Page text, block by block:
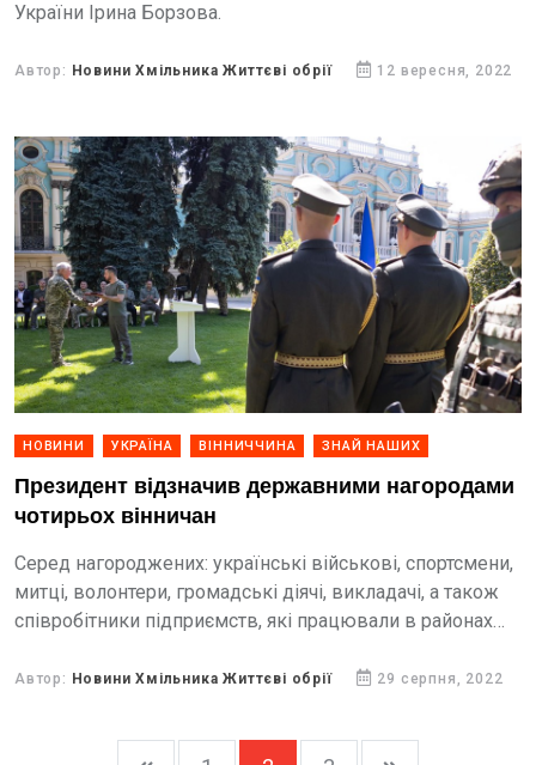
України Ірина Борзова.
Автор: Новини Хмільника Життєві обрії 12 вересня, 2022
НОВИНИ УКРАЇНА ВІННИЧЧИНА ЗНАЙ НАШИХ
Президент відзначив державними нагородами
чотирьох вінничан
Серед нагороджених: українські військові, спортсмени,
митці, волонтери, громадські діячі, викладачі, а також
співробітники підприємств, які працювали в районах
Автор: Новини Хмільника Життєві обрії 29 серпня, 2022